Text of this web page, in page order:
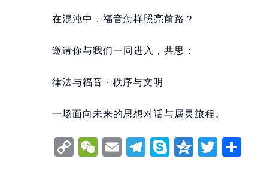
在混沌中，福音怎样照亮前路？
邀请你与我们一同进入，共思：
律法与福音 · 秩序与文明
一场面向未来的思想对话与属灵旅程。
CopyWeChat
EmailTelegram
SkypeQzone